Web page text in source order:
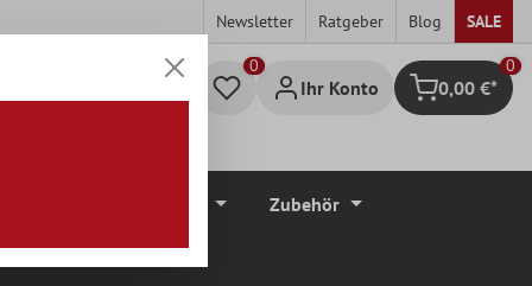
Newsletter Ratgeber Blog SALE
Ihr Konto Warenkorb
0
0,00 €*
Zubehör